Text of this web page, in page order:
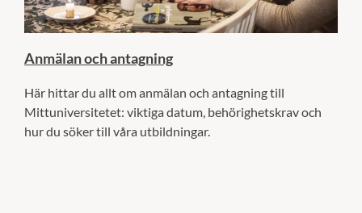
Anmälan och antagning
Här hittar du allt om anmälan och antagning till
Mittuniversitetet: viktiga datum, behörighetskrav och
hur du söker till våra utbildningar.